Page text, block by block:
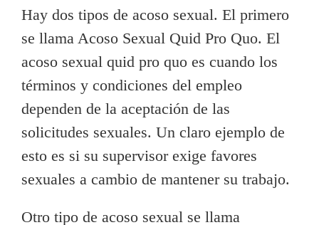
Hay dos tipos de acoso sexual. El primero
se llama Acoso Sexual Quid Pro Quo. El
acoso sexual quid pro quo es cuando los
términos y condiciones del empleo
dependen de la aceptación de las
solicitudes sexuales. Un claro ejemplo de
esto es si su supervisor exige favores
sexuales a cambio de mantener su trabajo.
Otro tipo de acoso sexual se llama